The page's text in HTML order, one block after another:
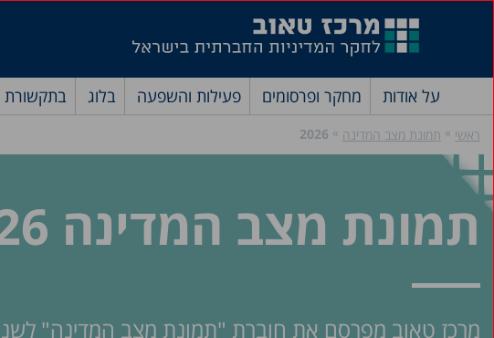
על אודות מחקר ופרסומים פעילות והשפעה בלוג בתקשורת
ראשי » תמונת מצב המדינה »
2026
תמונת מצב המדינה 2026